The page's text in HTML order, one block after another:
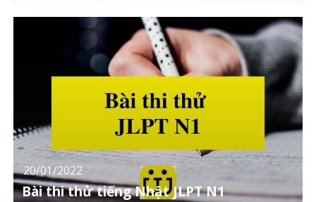
20/01/2022
Bài thi thử tiếng Nhật JLPT N1